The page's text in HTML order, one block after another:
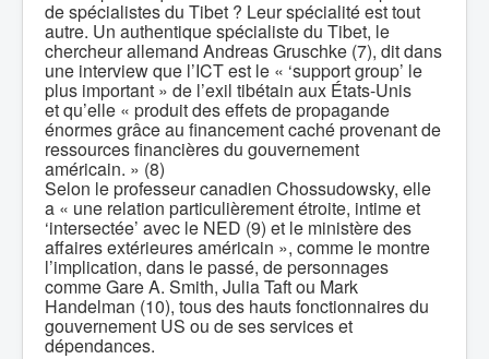
de spécialistes du Tibet ? Leur spécialité est tout
autre. Un authentique spécialiste du Tibet, le
chercheur allemand Andreas Gruschke (7), dit dans
une interview que l’ICT est le « ‘support group’ le
plus important » de l’exil tibétain aux États-Unis
et qu’elle « produit des effets de propagande
énormes grâce au financement caché provenant de
ressources financières du gouvernement
américain. » (8)
Selon le professeur canadien Chossudowsky, elle
a « une relation particulièrement étroite, intime et
‘intersectée’ avec le NED (9) et le ministère des
affaires extérieures américain », comme le montre
l’implication, dans le passé, de personnages
comme Gare A. Smith, Julia Taft ou Mark
Handelman (10), tous des hauts fonctionnaires du
gouvernement US ou de ses services et
dépendances.